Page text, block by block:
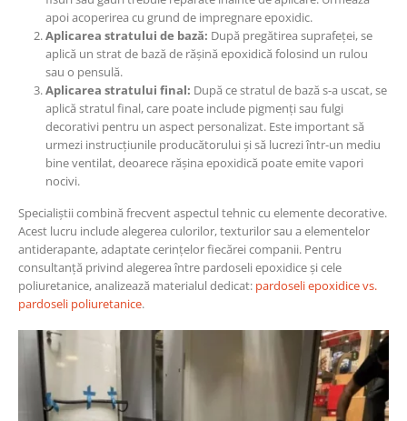
apoi acoperirea cu grund de impregnare epoxidic.
Aplicarea stratului de bază: După pregătirea suprafeței, se
aplică un strat de bază de rășină epoxidică folosind un rulou
sau o pensulă.
Aplicarea stratului final: După ce stratul de bază s-a uscat, se
aplică stratul final, care poate include pigmenți sau fulgi
decorativi pentru un aspect personalizat. Este important să
urmezi instrucțiunile producătorului și să lucrezi într-un mediu
bine ventilat, deoarece rășina epoxidică poate emite vapori
nocivi.
Specialiștii combină frecvent aspectul tehnic cu elemente decorative.
Acest lucru include alegerea culorilor, texturilor sau a elementelor
antiderapante, adaptate cerințelor fiecărei companii. Pentru
consultanță privind alegerea între pardoseli epoxidice și cele
poliuretanice, analizează materialul dedicat: pardoseli epoxidice vs.
pardoseli poliuretanice.